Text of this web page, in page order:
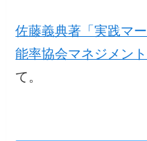
佐藤義典著「実践マ
能率協会マネジメント
て。